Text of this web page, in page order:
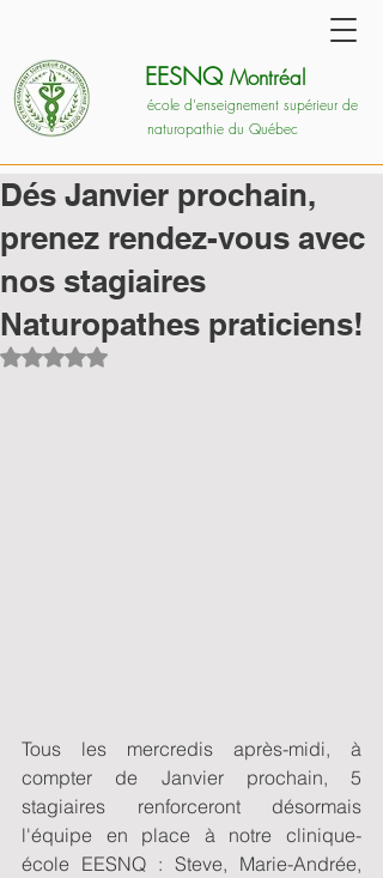
école d'enseignement supérieur de
naturopathie du Québec
EESNQ Montréal
Dés Janvier prochain,
prenez rendez-vous avec
nos stagiaires
Naturopathes praticiens!
Noté NaN étoiles sur 5.
Tous les mercredis après-midi, à
compter de Janvier prochain, 5
stagiaires renforceront désormais
l'équipe en place à notre clinique-
école EESNQ : Steve, Marie-Andrée,